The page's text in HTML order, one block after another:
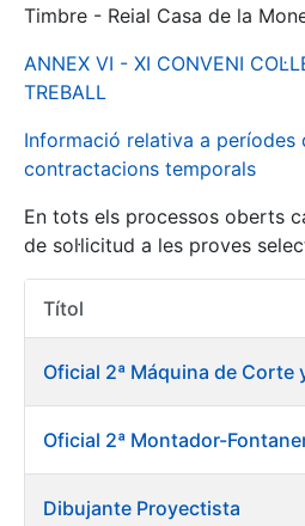
Mostra/Amaga
Mostra/Amaga
Timbre - Reial Casa de la
ANNEX VI - XI CONVENI
TREBALL
Informació relativa a períodes
contractacions temporals
En tots els processos oberts
de sol·licitud a les proves
Títol
Oficial 2ª Montador-
Dibujante Proyectista